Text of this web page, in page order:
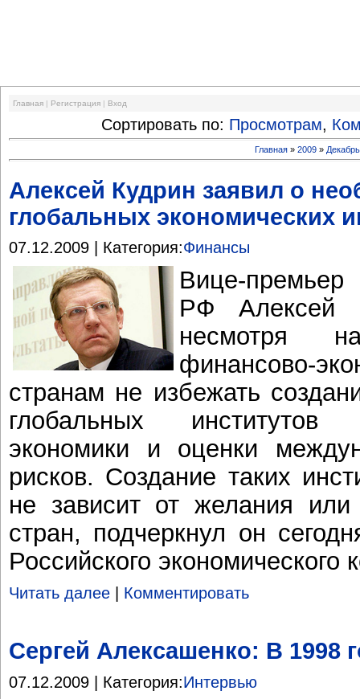
Главная | Регистрация | Вход
Сортировать по: Просмотрам,
Главная »2009 » Декабрь
Алексей Кудрин заявил о
глобальных экономических
07.12.2009 | Категория:Финансы
Вице-
РФ Алексей
несмотря
финансово-
странам не избежать
глобальных институтов
экономики и оценки
рисков. Создание таких
не зависит от желания или
стран, подчеркнул он
Российского экономического
Читать далее | Комментировать
Сергей Алексашенко: В 1998
07.12.2009 | Категория:Интервью